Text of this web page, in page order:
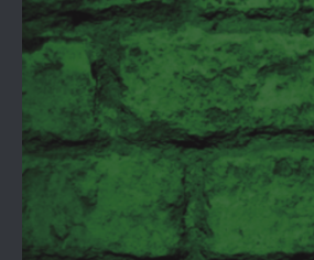
Salta al contenuto